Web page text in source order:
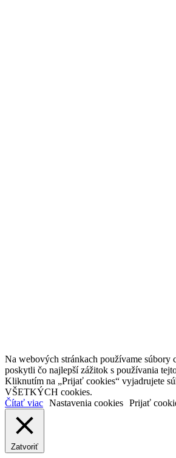
Na webových stránkach používame súbory
poskytli čo najlepší zážitok s používania
Kliknutím na „Prijať cookies“ vyjadrujete
VŠETKÝCH cookies.
Čítať viac Nastavenia cookies Prijať
Zatvoriť